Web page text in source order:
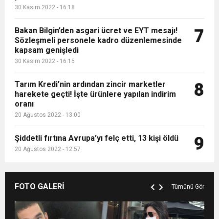
30 Kasım 2022 - 16:18
Bakan Bilgin’den asgari ücret ve EYT mesajı!
Sözleşmeli personele kadro düzenlemesinde
kapsam genişledi
30 Kasım 2022 - 16:15
7
Tarım Kredi’nin ardından zincir marketler
harekete geçti! İşte ürünlere yapılan indirim
oranı
20 Ağustos 2022 - 13:00
8
Şiddetli fırtına Avrupa’yı felç etti, 13 kişi öldü
20 Ağustos 2022 - 12:57 9
FOTO GALERİ Tümünü Gör